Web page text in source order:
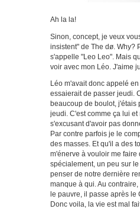
Ah la la!
Sinon, concept, je veux
insistent" de The dø. Why?
s'appelle "Leo Leo". Mais
voir avec mon Léo. J'aime
Léo m'avait donc appelé
essaierait de passer jeudi.
beaucoup de boulot, j'étais
jeudi. C'est comme ça lui
s'excusant d'avoir pas
Par contre parfois je le
des masses. Et qu'il a des
m'énerve à vouloir me faire
spécialement, un peu sur
penser de notre dernière
manque à qui. Au
le pauvre, il passe après le
Donc voila, la vie est mal